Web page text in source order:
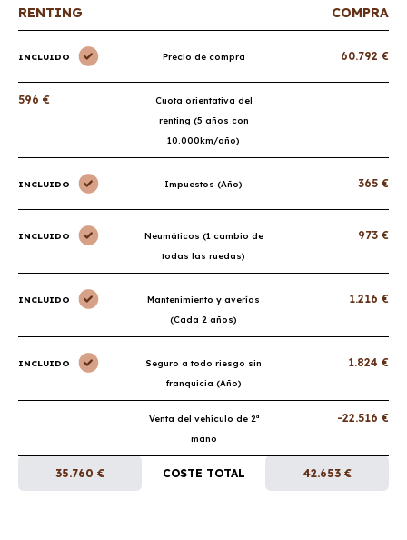
RENTING COMPRA
INCLUIDO Precio de compra 60.792 €
596 €
Cuota orientativa del
renting (5 años con
10.000km/año)
INCLUIDO Impuestos (Año) 365 €
INCLUIDO
Neumáticos (1 cambio de
todas las ruedas)
973 €
INCLUIDO
Mantenimiento y averías
(Cada 2 años)
1.216 €
INCLUIDO
Seguro a todo riesgo sin
franquicia (Año)
1.824 €
Venta del vehículo de 2ª
mano
-22.516 €
35.760 € COSTE TOTAL 42.653 €